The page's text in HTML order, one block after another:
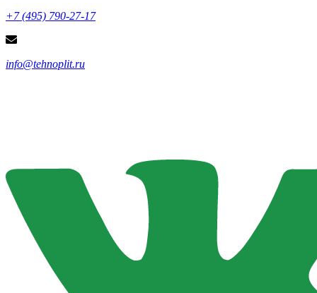
+7 (495) 790-27-17
info@tehnoplit.ru